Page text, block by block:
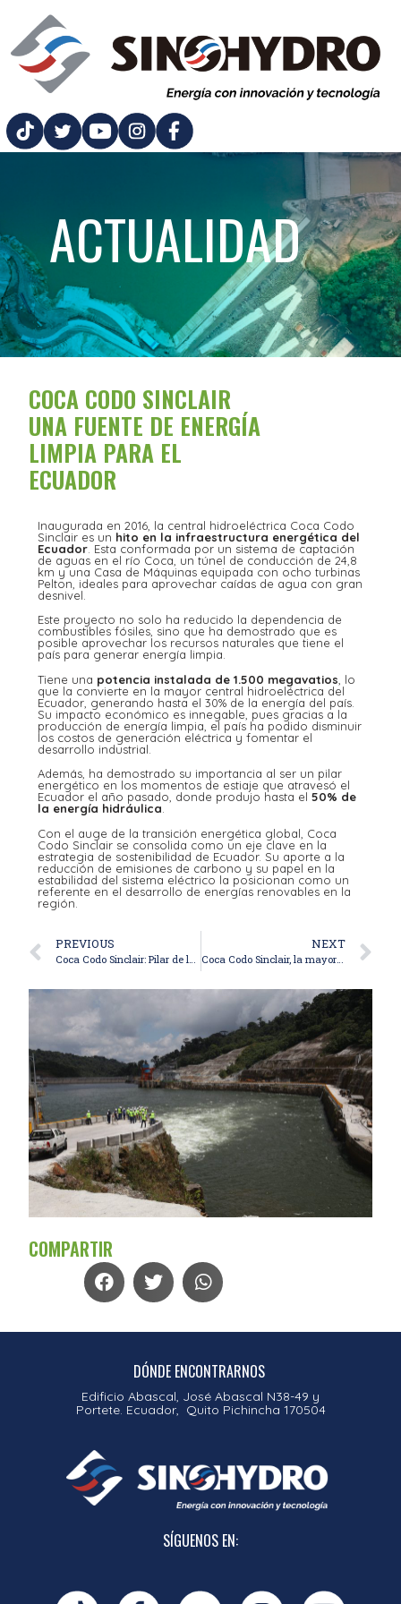
ACTUALIDAD
COCA CODO SINCLAIR
UNA FUENTE DE ENERGÍA
LIMPIA PARA EL
ECUADOR
Inaugurada en 2016, la central hidroeléctrica Coca Codo
Sinclair es un hito en la infraestructura energética del
Ecuador . Esta conformada por un sistema de captación
de aguas en el río Coca, un túnel de conducción de 24,8
km y una Casa de Máquinas equipada con ocho turbinas
Pelton, ideales para aprovechar caídas de agua con gran
desnivel.
Este proyecto no solo ha reducido la dependencia de
combustibles fósiles, sino que ha demostrado que es
posible aprovechar los recursos naturales que tiene el
país para generar energía limpia.
Tiene una potencia instalada de 1.500 megavatios , lo
que la convierte en la mayor central hidroeléctrica del
Ecuador, generando hasta el 30% de la energía del país.
Su impacto económico es innegable, pues gracias a la
producción de energía limpia, el país ha podido disminuir
los costos de generación eléctrica y fomentar el
desarrollo industrial.
Además, ha demostrado su importancia al ser un pilar
energético en los momentos de estiaje que atravesó el
Ecuador el año pasado, donde produjo hasta el50% de
la energía hidráulica
Con el auge de la transición energética global, Coca
Codo Sinclair se consolida como un eje clave en la
estrategia de sostenibilidad de Ecuador. Su aporte a la
reducción de emisiones de carbono y su papel en la
estabilidad del sistema eléctrico la posicionan como un
referente en el desarrollo de energías renovables en la
región.
PREVIOUS NEXT
Coca Codo Sinclair, la mayor fuente de energía en Ecuador
COMPARTIR
DÓNDE ENCONTRARNOS
Edificio Abascal, José Abascal N38-49 y
Portete. Ecuador, Quito Pichincha 170504
SÍGUENOS EN: